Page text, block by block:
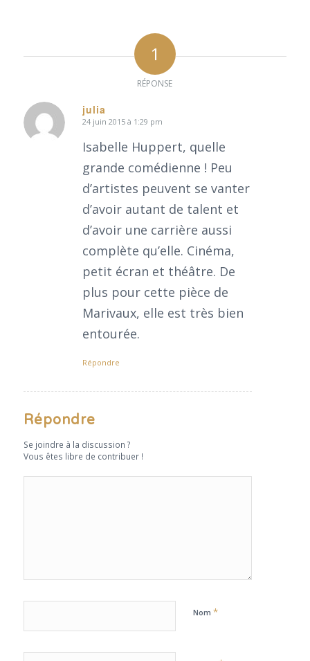
1
RÉPONSE
julia
dit
:
24 juin 2015 à 1:29 pm
Isabelle Huppert, quelle
grande comédienne ! Peu
d’artistes peuvent se vanter
d’avoir autant de talent et
d’avoir une carrière aussi
complète qu’elle. Cinéma,
petit écran et théâtre. De
plus pour cette pièce de
Marivaux, elle est très bien
entourée.
Répondre
Répondre
Se joindre à la discussion ?
Vous êtes libre de contribuer !
Nom *